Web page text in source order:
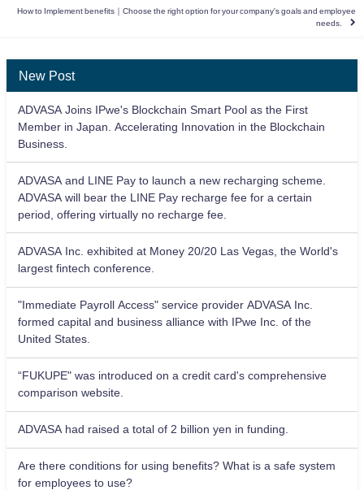
How to Implement benefits｜Choose the right option for your company's goals and employee
needs.
New Post
ADVASA Joins IPwe's Blockchain Smart Pool as the First
Member in Japan. Accelerating Innovation in the Blockchain
Business.
ADVASA and LINE Pay to launch a new recharging scheme.
ADVASA will bear the LINE Pay recharge fee for a certain
period, offering virtually no recharge fee.
ADVASA Inc. exhibited at Money 20/20 Las Vegas, the World's
largest fintech conference.
"Immediate Payroll Access" service provider ADVASA Inc.
formed capital and business alliance with IPwe Inc. of the
United States.
“FUKUPE" was introduced on a credit card's comprehensive
comparison website.
ADVASA had raised a total of 2 billion yen in funding.
Are there conditions for using benefits? What is a safe system
for employees to use?